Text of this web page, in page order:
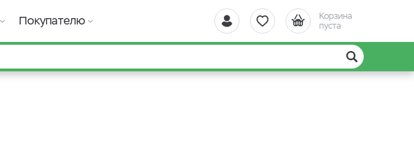
Корзина
пуста
Покупателю